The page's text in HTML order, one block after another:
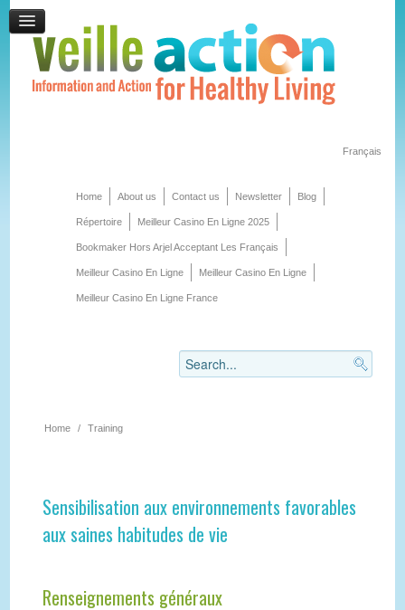
Français
Home About us Contact us Newsletter Blog
Répertoire Meilleur Casino En Ligne 2025
Bookmaker Hors Arjel Acceptant Les Français
Meilleur Casino En Ligne Meilleur Casino En Ligne
Meilleur Casino En Ligne France
Home / Training
Sensibilisation aux environnements favorables
aux saines habitudes de vie
Renseignements généraux